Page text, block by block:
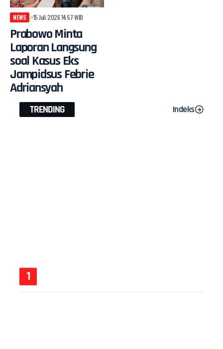
NEWS 15 Juli 2026 14:57 WIB
Prabowo Minta
Laporan Langsung
soal Kasus Eks
Jampidsus Febrie
Adriansyah
TRENDING Indeks